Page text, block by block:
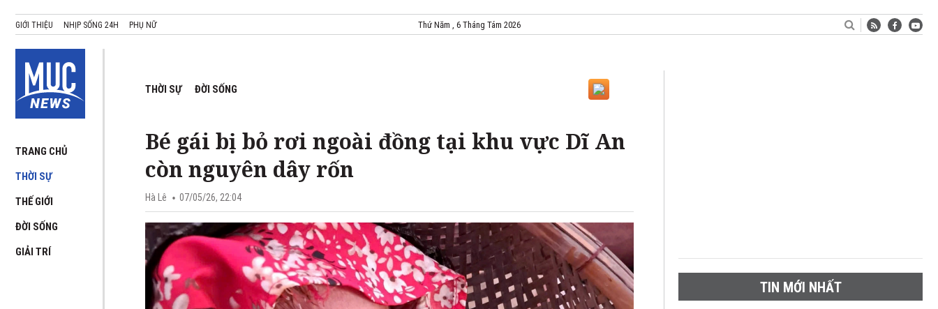
GIỚI THIỆU NHỊP SỐNG 24H PHỤ NỮ Thứ Năm , 6 Tháng Tám 2026
TRANG CHỦ
THỜI SỰ
THẾ GIỚI
ĐỜI SỐNG
GIẢI TRÍ
THỜI SỰ ĐỜI SỐNG
Bé gái bị bỏ rơi ngoài đồng tại khu vực Dĩ An
còn nguyên dây rốn
Hà Lê 07/05/26, 22:04
TIN MỚI NHẤT